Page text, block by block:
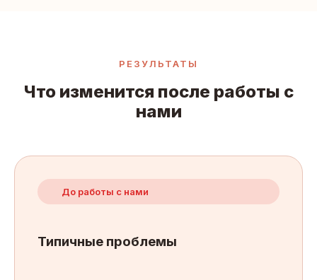
РЕЗУЛЬТАТЫ
Что изменится после работы с
нами
До работы с нами
Типичные проблемы